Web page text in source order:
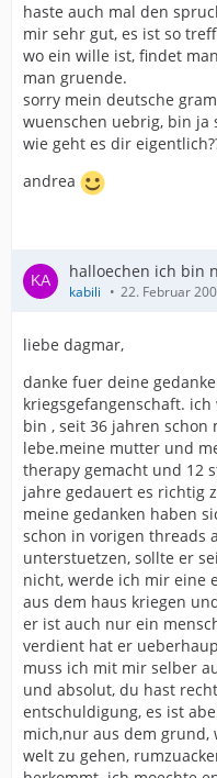
haste auch mal den
mir sehr gut, es ist so
wo ein wille ist, findet
man gruende.
sorry mein deutsche
wuenschen uebrig, bin ja
wie geht es dir
andrea
halloechen ich bin
kabili 22. Februar
liebe dagmar,
danke fuer deine
kriegsgefangenschaft.
bin , seit 36 jahren
lebe.meine mutter und
therapy gemacht und 12
jahre gedauert es richtig
meine gedanken haben
schon in vorigen threads
unterstuetzen, sollte er
nicht, werde ich mir eine
aus dem haus kriegen
er ist auch nur ein
verdient hat er
muss ich mit mir selber
und absolut, du hast
entschuldigung, es ist
mich,nur aus dem
welt zu gehen,